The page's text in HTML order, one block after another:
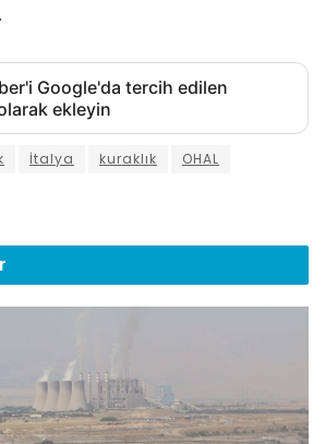
Google'da tercih edilen
ekleyin
İtalya kuraklık
OHAL